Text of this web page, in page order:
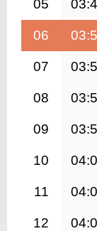
05
06
07
08
09
10
11
12